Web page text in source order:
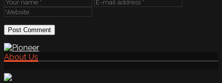
About Us